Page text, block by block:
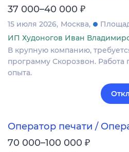
37 000–40 000 ₽
15 июля 2026 Москва
ИП Худоногов Иван
В крупную компанию,
программу Скорозвон.
опыта.
Оператор печати /
70 000–100 000 ₽